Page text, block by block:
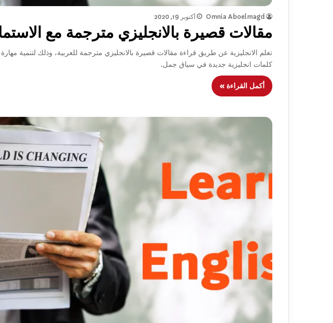
Omnia Aboelmagd أكتوبر 19, 2020
مقالات قصيرة بالانجليزي مترجمة مع
تعلم الانجليزية عن طريق قراءة مقالات قصيرة بالانجليزي مترجمة للعربية، وذلك لتنمية مهارة
كلمات انجليزية جديدة في سياق جمل.
أكمل القراءة »